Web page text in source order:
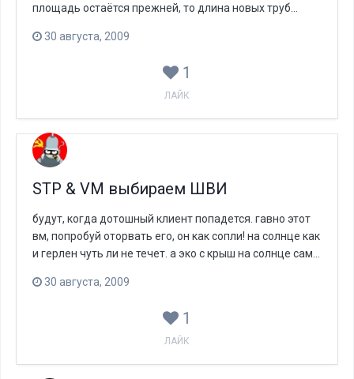
площадь остаётся прежней, то длина новых труб...
30 августа, 2009
1
ЛАЙК
STP & VM выбираем ШВИ
будут, когда дотошный клиент попадется. гавно этот
вм, попробуй оторвать его, он как сопли! на солнце как
и герлен чуть ли не течет. а эко с крыш на солнце сам...
30 августа, 2009
1
ЛАЙК